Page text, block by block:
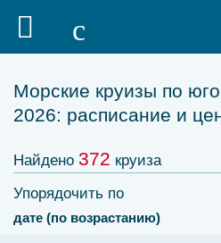
Морские круизы по
2026: расписание и
Найдено 372 круиза
Упорядочить по